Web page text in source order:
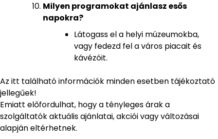
Milyen programokat ajánlasz esős
napokra?
Látogass el a helyi múzeumokba,
vagy fedezd fel a város piacait és
kávézóit.
Az itt található információk minden esetben tájékoztató
jellegűek!
Emiatt előfordulhat, hogy a tényleges árak a
szolgáltatók aktuális ajánlatai, akciói vagy változásai
alapján eltérhetnek.